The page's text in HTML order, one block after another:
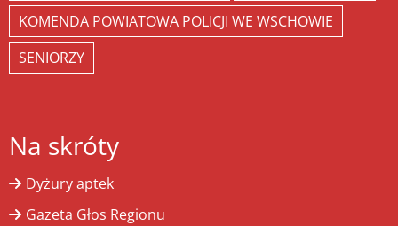
KOMENDA POWIATOWA POLICJI WE WSCHOWIE
SENIORZY
Na skróty
Dyżury aptek
Gazeta Głos Regionu